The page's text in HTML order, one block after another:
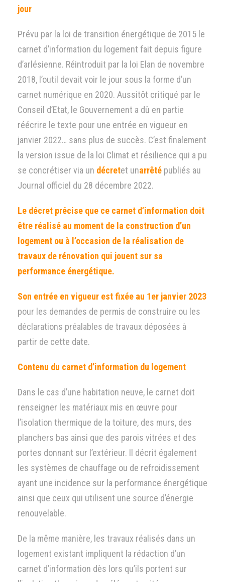
jour
Prévu par la loi de transition énergétique de 2015 le
carnet d’information du logement fait depuis figure
d’arlésienne. Réintroduit par la loi Elan de novembre
2018, l’outil devait voir le jour sous la forme d’un
carnet numérique en 2020. Aussitôt critiqué par le
Conseil d’Etat, le Gouvernement a dû en partie
réécrire le texte pour une entrée en vigueur en
janvier 2022… sans plus de succès. C’est finalement
la version issue de la loi Climat et résilience qui a pu
se concrétiser via un décretet unarrêté publiés au
Journal officiel du 28 décembre 2022.
Le décret précise que ce carnet d’information doit
être réalisé au moment de la construction d’un
logement ou à l’occasion de la réalisation de
travaux de rénovation qui jouent sur sa
performance énergétique.
Son entrée en vigueur est fixée au 1er janvier 2023
pour les demandes de permis de construire ou les
déclarations préalables de travaux déposées à
partir de cette date.
Contenu du carnet d’information du logement
Dans le cas d’une habitation neuve, le carnet doit
renseigner les matériaux mis en œuvre pour
l’isolation thermique de la toiture, des murs, des
planchers bas ainsi que des parois vitrées et des
portes donnant sur l’extérieur. Il décrit également
les systèmes de chauffage ou de refroidissement
ayant une incidence sur la performance énergétique
ainsi que ceux qui utilisent une source d’énergie
renouvelable.
De la même manière, les travaux réalisés dans un
logement existant impliquent la rédaction d’un
carnet d’information dès lors qu’ils portent sur